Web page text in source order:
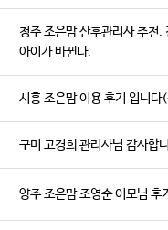
청주 조은맘 산후관리사 추천.
아이가 바뀐다.
시흥 조은맘 이용 후기 입니다
구미 고경희 관리사님 감사합
양주 조은맘 조영순 이모님 후